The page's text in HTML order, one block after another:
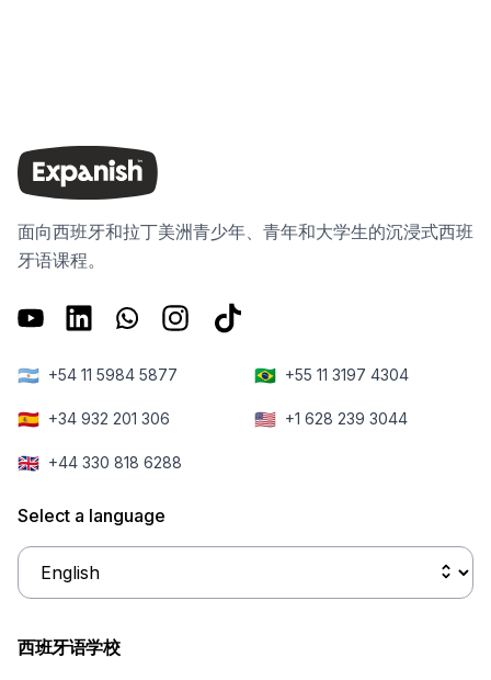
面向西班牙和拉丁美洲青少年、青年和大学生的沉浸式西班
牙语课程。
🇦🇷 +54 11 5984 5877 🇧🇷 +55 11 3197 4304
🇪🇸 +34 932 201 306 🇺🇸 +1 628 239 3044
🇬🇧 +44 330 818 6288
Select a language
西班牙语学校